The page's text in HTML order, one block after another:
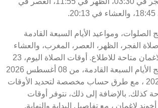
الصلوات، ومواعيد الأيام السبعة القادمة
الفجر، الظهر، العصر، المغرب، والعشاء
في قلعة يي أخوند لاغمان متاحة للاطلاع. أوقات الصلاة اليوم، 23
صفر 1448 ، وبرنامج الأيام السبعة القادمة، من 08 أغسطس 2026
إلى 15 أغسطس 2026 ، مع طرق حساب مخصصة لتحديد الأوقات
كذلك. بالإضافة إلى ذلك، نتوفر أوقات
لاغمان ، مع تفاصيل البداية والنهاية.